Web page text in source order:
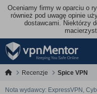
Oceniamy firmy w oparciu o
również pod uwagę opinie
dostawcami. Niektórzy
Recenzje Spice VPN
Nota wydawcy: ExpressVPN,